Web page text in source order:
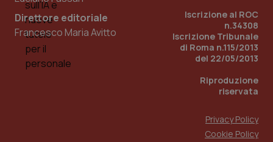
Direttore editoriale
Francesco Maria Avitto
Iscrizione al ROC
n.34308
Iscrizione Tribunale
di Roma n.115/2013
del 22/05/2013
Riproduzione
riservata
Privacy Policy
Cookie Policy
Scadenza
1 anno 1 Questo
Scadenza